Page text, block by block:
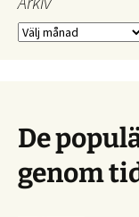
Arkiv
De
genom